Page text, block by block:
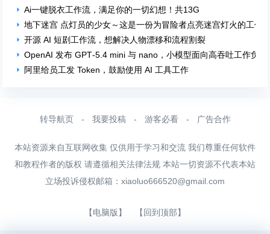
Ai一键脱衣工作流，满足你的一切幻想！共13G
地下迷宫 点灯员的少女～这是一份为冒险者点亮迷宫灯火的工作
开源 AI 短剧工作流，想解决人物漂移和流程割裂
OpenAI 发布 GPT‑5.4 mini 与 nano，小模型面向高吞吐工作负载
阿里给员工发 Token，鼓励使用 AI 工具工作
转导航页 - 我要投稿 - 游客必看 - 广告合作
本站资源来自互联网收集 仅供用于学习和交流 我们尊重任何软件
和教程作者的版权 请遵循相关法律法规 本站一切资源不代表本站
立场投诉侵权邮箱： xiaoluo666520@gmail.com
【电脑版】 【回到顶部】